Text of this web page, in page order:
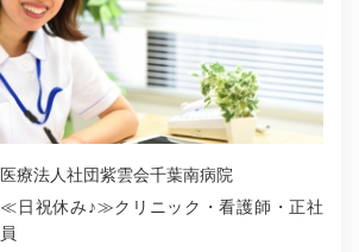
医療法人社団紫雲会千葉南病院
≪日祝休み♪≫クリニック・看護師・正社
員